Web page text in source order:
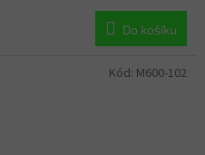
Do košíku
Kód: M600-102